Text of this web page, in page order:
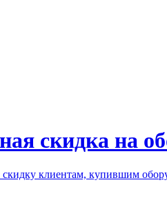
скидка на
клиентам, купившим